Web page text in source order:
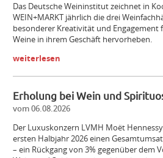
Das Deutsche Weininstitut zeichnet in
WEIN+MARKT jährlich die drei
besonderer Kreativität und Engagement
Weine in ihrem Geschäft hervorheben.
weiterlesen
Erholung bei Wein und
vom 06.08.2026
Der Luxuskonzern LVMH Moët
ersten Halbjahr 2026 einen
– ein Rückgang von 3% gegenüber dem